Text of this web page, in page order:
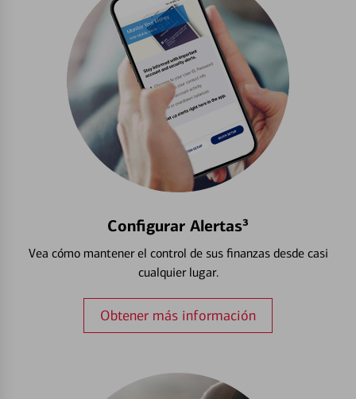
Configurar Alertas³
Vea cómo mantener el control de sus finanzas desde casi
cualquier lugar.
Obtener más información